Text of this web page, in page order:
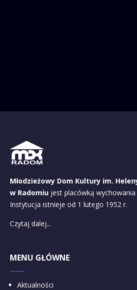
Młodzieżowy Dom Kultury im.
w Radomiu jest placówką
Instytucja istnieje od 1 lutego 1952 r.
Czytaj dalej...
MENU GŁÓWNE
Aktualności